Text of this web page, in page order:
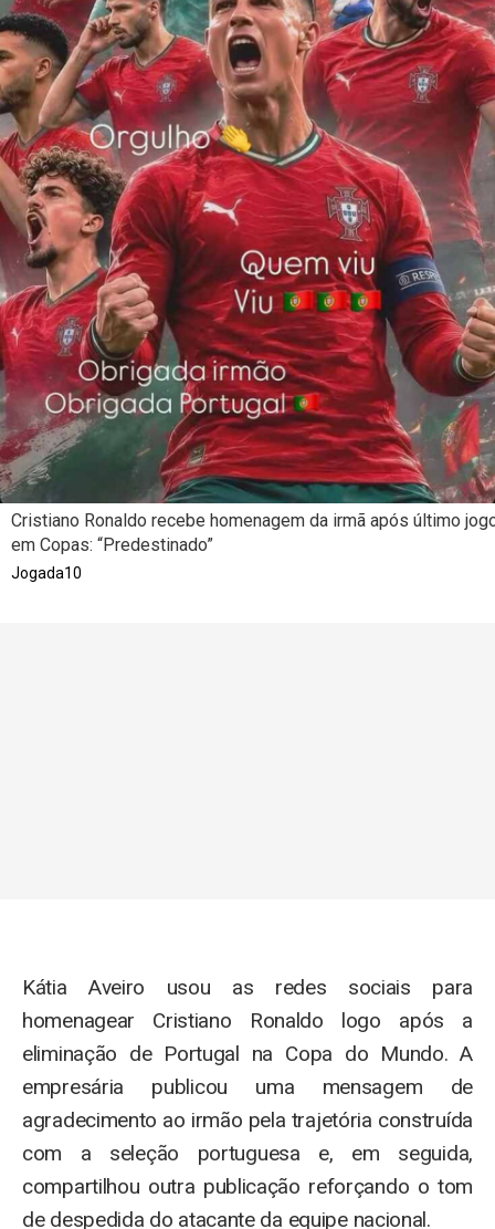
Cristiano Ronaldo recebe homenagem da irmã após último
em Copas: “Predestinado”
Jogada10
Kátia Aveiro usou as redes sociais para
homenagear Cristiano Ronaldo logo após a
eliminação de Portugal na Copa do Mundo. A
empresária publicou uma mensagem de
agradecimento ao irmão pela trajetória construída
com a seleção portuguesa e, em seguida,
compartilhou outra publicação reforçando o tom
de despedida do atacante da equipe nacional.